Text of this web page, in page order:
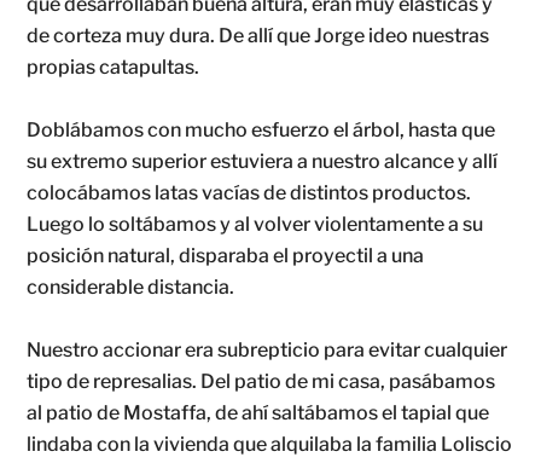
de corteza muy dura. De allí que Jorge ideo nuestras
propias catapultas.
Doblábamos con mucho esfuerzo el árbol, hasta que
su extremo superior estuviera a nuestro alcance y allí
colocábamos latas vacías de distintos productos.
Luego lo soltábamos y al volver violentamente a su
posición natural, disparaba el proyectil a una
considerable distancia.
Nuestro accionar era subrepticio para evitar cualquier
tipo de represalias. Del patio de mi casa, pasábamos
al patio de Mostaffa, de ahí saltábamos el tapial que
lindaba con la vivienda que alquilaba la familia Loliscio